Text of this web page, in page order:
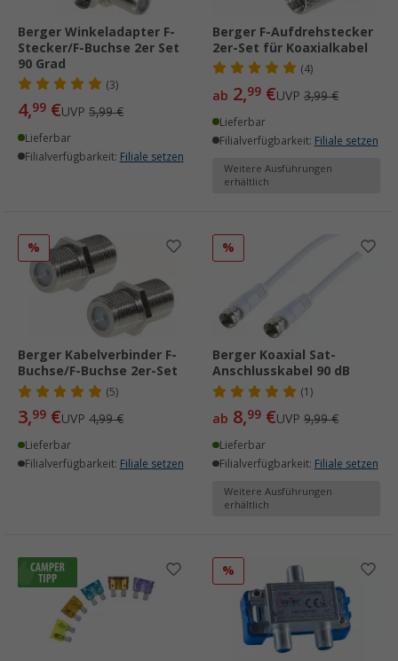
Berger Winkeladapter F-
Stecker/F-Buchse 2er Set
90 Grad
(3)
4,99 €UVP 5,99 €
Lieferbar
Filialverfügbarkeit: Filiale setzen
Berger F-Aufdrehstecker
2er-Set für Koaxialkabel
(4)
ab 2,99 €UVP 3,99 €
Lieferbar
Filialverfügbarkeit: Filiale setzen
Weitere Ausführungen
erhältlich
%
Berger Kabelverbinder F-
Buchse/F-Buchse 2er-Set
(5)
3,99 €UVP 4,99 €
Lieferbar
Filialverfügbarkeit: Filiale setzen
%
Berger Koaxial Sat-
Anschlusskabel 90 dB
(1)
ab 8,99 €UVP 9,99 €
Lieferbar
Filialverfügbarkeit: Filiale setzen
Weitere Ausführungen
erhältlich
%